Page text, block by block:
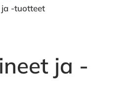
ja -tuotteet
ja -